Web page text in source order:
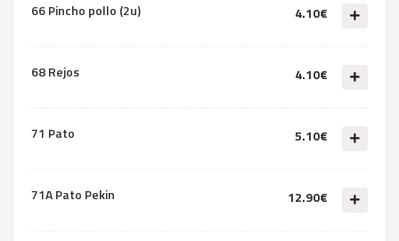
66 Pincho pollo (2u) 4.10€
68 Rejos 4.10€
71 Pato 5.10€
71A Pato Pekin 12.90€